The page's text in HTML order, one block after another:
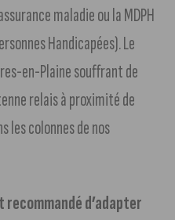
maladie ou la MDPH
Handicapées). Le
en-Plaine souffrant de
relais à proximité de
les colonnes de nos
d’adapter